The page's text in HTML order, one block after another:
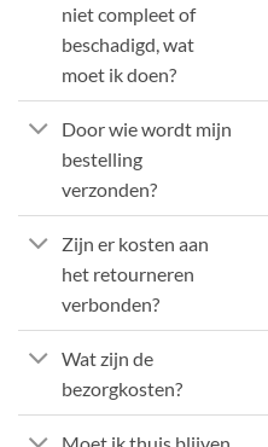
niet compleet of
beschadigd, wat
moet ik doen?
Door wie wordt mijn
bestelling
verzonden?
Zijn er kosten aan
het retourneren
verbonden?
Wat zijn de
bezorgkosten?
Moet ik thuis blijven